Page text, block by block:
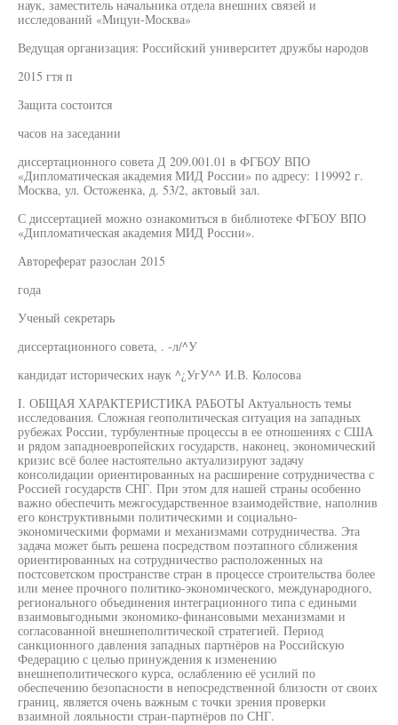
наук, заместитель начальника отдела внешних связей и
исследований «Мицуи-Москва»
Ведущая организация: Российский университет дружбы народов
2015 гтя п
Защита состоится
часов на заседании
диссертационного совета Д 209.001.01 в ФГБОУ ВПО
«Дипломатическая академия МИД России» по адресу: 119992 г.
Москва, ул. Остоженка, д. 53/2, актовый зал.
С диссертацией можно ознакомиться в библиотеке ФГБОУ ВПО
«Дипломатическая академия МИД России».
Автореферат разослан 2015
года
Ученый секретарь
диссертационного совета, . -л/^У
кандидат исторических наук ^¿УгУ^^ И.В. Колосова
I. ОБЩАЯ ХАРАКТЕРИСТИКА РАБОТЫ Актуальность темы
исследования. Сложная геополитическая ситуация на западных
рубежах России, турбулентные процессы в ее отношениях с США
и рядом западноевропейских государств, наконец, экономический
кризис всё более настоятельно актуализируют задачу
консолидации ориентированных на расширение сотрудничества с
Россией государств СНГ. При этом для нашей страны особенно
важно обеспечить межгосударственное взаимодействие, наполнив
его конструктивными политическими и социально-
экономическими формами и механизмами сотрудничества. Эта
задача может быть решена посредством поэтапного сближения
ориентированных на сотрудничество расположенных на
постсоветском пространстве стран в процессе строительства более
или менее прочного политико-экономического, международного,
регионального объединения интеграционного типа с едиными
взаимовыгодными экономико-финансовыми механизмами и
согласованной внешнеполитической стратегией. Период
санкционного давления западных партнёров на Российскую
Федерацию с целью принуждения к изменению
внешнеполитического курса, ослаблению её усилий по
обеспечению безопасности в непосредственной близости от своих
границ, является очень важным с точки зрения проверки
взаимной лояльности стран-партнёров по СНГ.